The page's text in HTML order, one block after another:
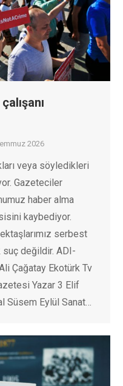
2026
veya söyledikleri
Gazeteciler
haber alma
kaybediyor.
serbest
suç değildir. ADI-
Çağatay Ekotürk Tv
Yazar 3 Elif
Süsem Eylül Sanat…